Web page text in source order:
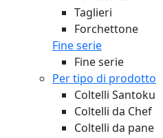
Taglieri
Forchettone
Fine serie
Fine serie
Per tipo di prodotto
Coltelli Santoku
Coltelli da Chef
Coltelli da pane